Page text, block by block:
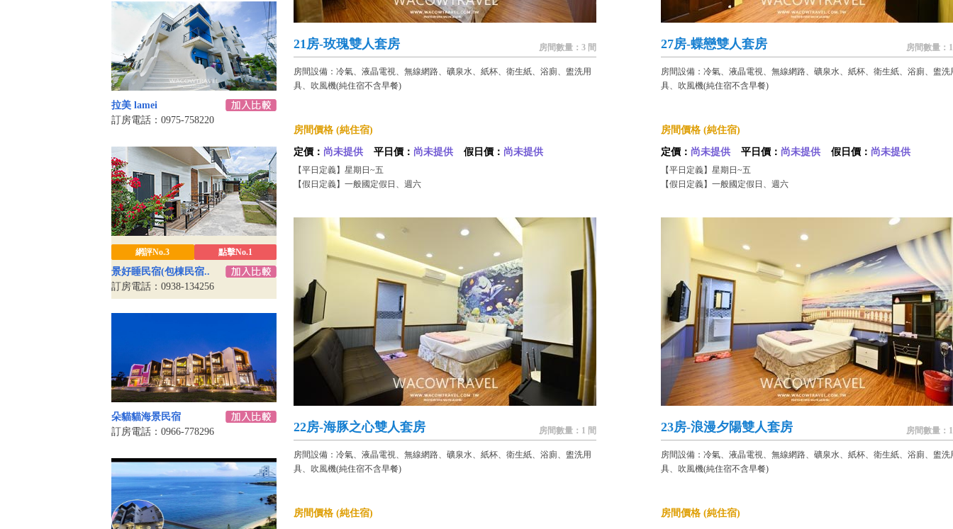
拉美 lamei
訂房電話：0975-758220
網評No.3 點擊No.1
景好睡民宿(包棟民宿..
訂房電話：0938-134256
朵貓貓海景民宿
訂房電話：0966-778296
21房-玫瑰雙人套房 房間數量：3 間
房間設備：冷氣、液晶電視、無線網路、礦泉水、紙杯、衛生紙、浴廁、盥洗用
具、吹風機(純住宿不含早餐)
房間價格 (純住宿)
定價： 尚未提供 平日價： 尚未提供 假日價： 尚未提供
【平日定義】星期日~五
【假日定義】一般國定假日、週六
27房-蝶戀雙人套房 房間數量：
房間設備：冷氣、液晶電視、無線網路、礦泉水、紙杯、衛生紙、浴廁、盥洗
具、吹風機(純住宿不含早餐)
房間價格 (純住宿)
定價： 尚未提供 平日價： 尚未提供 假日價： 尚未提供
【平日定義】星期日~五
【假日定義】一般國定假日、週六
22房-海豚之心雙人套房 房間數量：1 間
房間設備：冷氣、液晶電視、無線網路、礦泉水、紙杯、衛生紙、浴廁、盥洗用
具、吹風機(純住宿不含早餐)
房間價格 (純住宿)
23房-浪漫夕陽雙人套房 房間數量：
房間設備：冷氣、液晶電視、無線網路、礦泉水、紙杯、衛生紙、浴廁、盥洗
具、吹風機(純住宿不含早餐)
房間價格 (純住宿)